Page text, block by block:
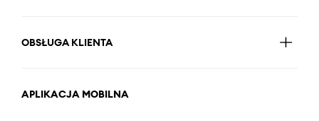
OBSŁUGA KLIENTA
APLIKACJA MOBILNA